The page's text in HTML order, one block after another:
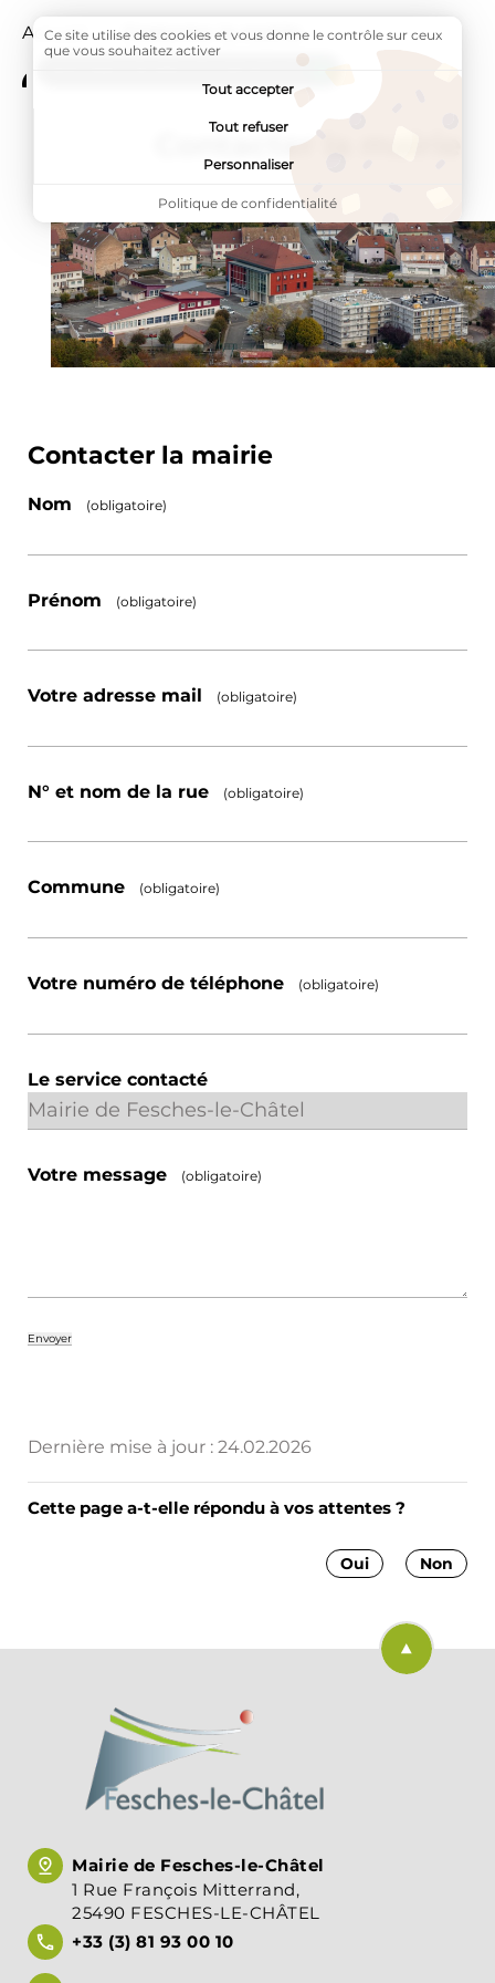
Accueil Page active :
Contacter la mairie
Contacter la mairie
Étape1/1
Contacter la mairie
Nom (obligatoire)
Prénom (obligatoire)
Votre adresse mail (obligatoire)
N° et nom de la rue (obligatoire)
Commune (obligatoire)
Votre numéro de téléphone (obligatoire)
Le service contacté
Votre message (obligatoire)
Dernière mise à jour : 24.02.2026
Cette page a-t-elle répondu à vos attentes ?
Non
Oui
Retourner
Mairie de Fesches-le-Châtel
1 Rue François Mitterrand,
25490 FESCHES-LE-CHÂTEL
+33 (3) 81 93 00 10
Ce site utilise des cookies et vous donne le contrôle sur ceux
que vous souhaitez activer
Tout accepter
Tout refuser
Personnaliser
Politique de confidentialité